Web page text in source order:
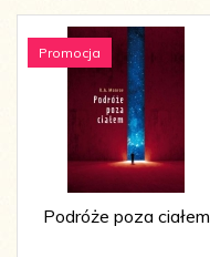
Promocja
Podróże poza ciałem